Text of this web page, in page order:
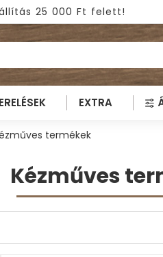
25 000 Ft felett!
EXTRA
termékek
Kézműves